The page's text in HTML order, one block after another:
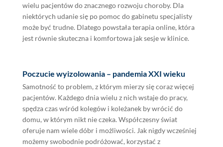
wielu pacjentów do znacznego rozwoju choroby. Dla
niektórych udanie się po pomoc do gabinetu specjalisty
może być trudne. Dlatego powstała terapia online, która
jest równie skuteczna i komfortowa jak sesje w klinice.
Poczucie wyizolowania – pandemia XXI wieku
Samotność to problem, z którym mierzy się coraz więcej
pacjentów. Każdego dnia wielu z nich wstaje do pracy,
spędza czas wśród kolegów i koleżanek by wrócić do
domu, w którym nikt nie czeka. Współczesny świat
oferuje nam wiele dóbr i możliwości. Jak nigdy wcześniej
możemy swobodnie podróżować, korzystać z